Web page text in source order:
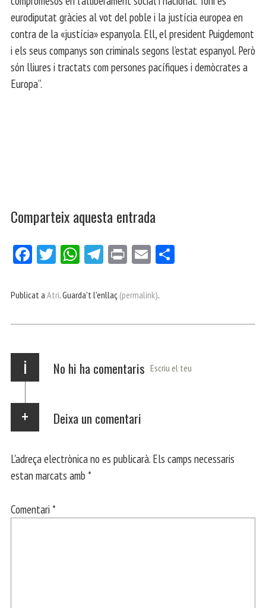
eurodiputat gràcies al vot del poble i la justícia europea en
contra de la «justícia» espanyola. Ell, el president Puigdemont
i els seus companys son criminals segons l’estat espanyol. Però
són lliures i tractats com persones pacífiques i demòcrates a
Europa”.
Comparteix aquesta entrada
Fa
bo
Tw
er
W
ts
p
Te
gr
m
Pri E
ail
ei
Publicat a Atri. Guarda't l'enllaç (permalink).
i No hi ha comentaris Escriu el teu
Deixa un comentari
L'adreça electrònica no es publicarà. Els camps necessaris
estan marcats amb *
Comentari *